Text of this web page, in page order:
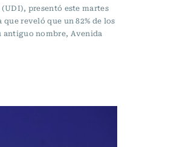
presentó este martes
reveló que un 82% de los
antiguo nombre, Avenida